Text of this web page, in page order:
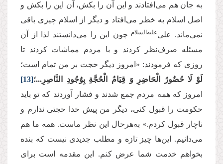
به جان هم می‌افتادند و این آن را بکش، آن این را بکش و
اصل اسلام به خطر می‌افتاد و دیگر از اسلام چیزی باقی
نمی‌ماند. علی‌علیه‌‌السلامچون این را می‌دانستند لذا از آن
مسئله صرف‌نظر کردند و با مردم مماشات کردند تا
روزی که فرمودند: «امروز دیگر حجت بر من تمام است؛
لَوْ لَا حُضُورُ الْحَاضِرِ وَ قِيَامُ الْحُجَّةِ بِوُجُودِ النَّاصِرِ...؛[13]
امروز که همه مردم جمع شدند و فشار آوردند که تو باید
حکومت را قبول کنی، دیگر من پیش خدا حجتی ندارم و
ناچار قبول کردم.» به‌هرحال این نظر ماست. همه ما هم
می‌دانیم. این‌ها چیز تازه و مطلب جدیدی نیست که بنده
بخواهم خدمت شما عرض کنم. این مقدمه است برای